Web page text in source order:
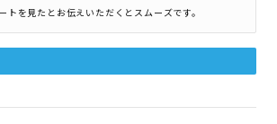
トを見たとお伝えいただくとスムーズです。